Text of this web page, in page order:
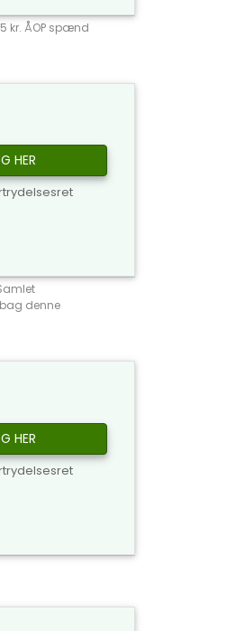
kr. ÅOP spænd
HER
bag denne
HER